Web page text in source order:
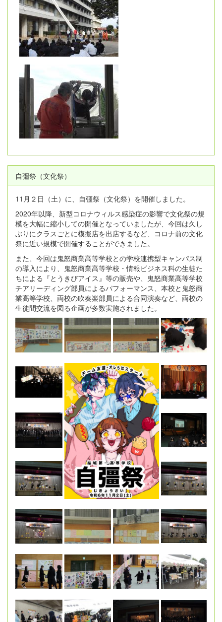
自彊祭（文化祭）
11月２日（土）に、自彊祭（文化祭）を開催しました。
2020年以降、新型コロナウィルス感染症の影響で文化祭の規
模を大幅に縮小しての開催となっていましたが、今回は久し
ぶりにクラスごとに模擬店を出店するなど、コロナ前の文化
祭に近い規模で開催することができました。
また、今回は鬼怒商業高等学校との学校連携型キャンパス制
の導入により、鬼怒商業高等学校・情報ビジネス科の生徒た
ちによる『とうきびアイス』等の販売や、鬼怒商業高等学校
チアリーディング部員によるパフォーマンス、本校と鬼怒商
業高等学校、両校の吹奏楽部員による合同演奏など、両校の
生徒間交流を図る企画が多数実施されました。